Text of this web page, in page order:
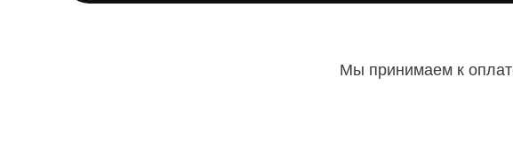
Мы принимаем к